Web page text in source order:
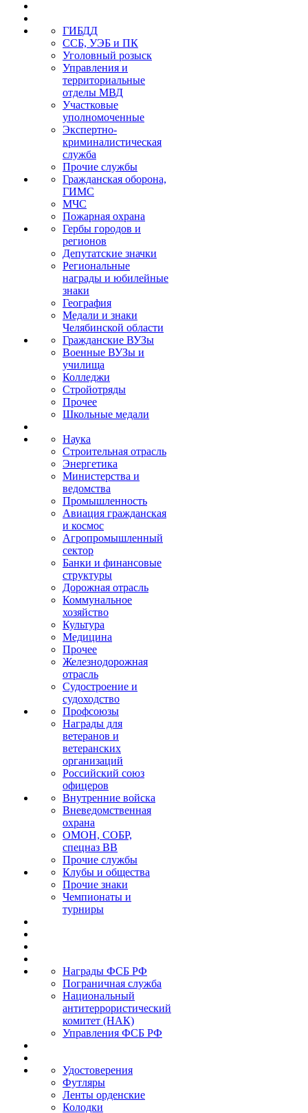
ГИБДД
ССБ, УЭБ и ПК
Уголовный розыск
Управления и
территориальные
отделы МВД
Участковые
уполномоченные
Экспертно-
криминалистическая
служба
Прочие службы
Гражданская оборона,
ГИМС
МЧС
Пожарная охрана
Гербы городов и
регионов
Депутатские значки
Региональные
награды и юбилейные
знаки
География
Медали и знаки
Челябинской области
Гражданские ВУЗы
Военные ВУЗы и
училища
Колледжи
Стройотряды
Прочее
Школьные медали
Наука
Строительная отрасль
Энергетика
Министерства и
ведомства
Промышленность
Авиация гражданская
и космос
Агропромышленный
сектор
Банки и финансовые
структуры
Дорожная отрасль
Коммунальное
хозяйство
Культура
Медицина
Прочее
Железнодорожная
отрасль
Судостроение и
судоходство
Профсоюзы
Награды для
ветеранов и
ветеранских
организаций
Российский союз
офицеров
Внутренние войска
Вневедомственная
охрана
ОМОН, СОБР,
спецназ ВВ
Прочие службы
Клубы и общества
Прочие знаки
Чемпионаты и
турниры
Награды ФСБ РФ
Пограничная служба
Национальный
антитеррористический
комитет (НАК)
Управления ФСБ РФ
Удостоверения
Футляры
Ленты орденские
Колодки